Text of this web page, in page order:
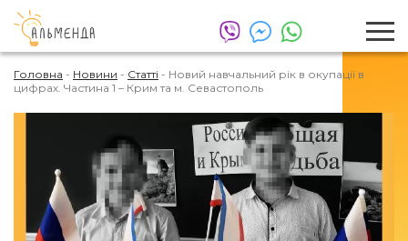
Головна - Новини - Статті - Новий навчальний рік в окупації в
цифрах. Частина 1 – Крим та м. Севастополь